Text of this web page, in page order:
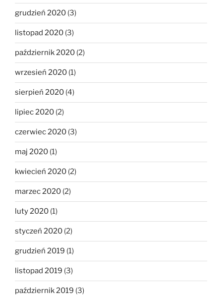
grudzień 2020 (3)
listopad 2020 (3)
październik 2020 (2)
wrzesień 2020 (1)
sierpień 2020 (4)
lipiec 2020 (2)
czerwiec 2020 (3)
maj 2020 (1)
kwiecień 2020 (2)
marzec 2020 (2)
luty 2020 (1)
styczeń 2020 (2)
grudzień 2019 (1)
listopad 2019 (3)
październik 2019 (3)